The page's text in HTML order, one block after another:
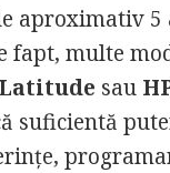
aproximativ
fapt, multe
sau
suficientă